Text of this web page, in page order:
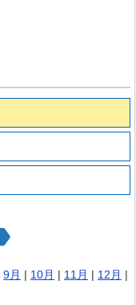
9月 | 10月 | 11月 | 12月 |